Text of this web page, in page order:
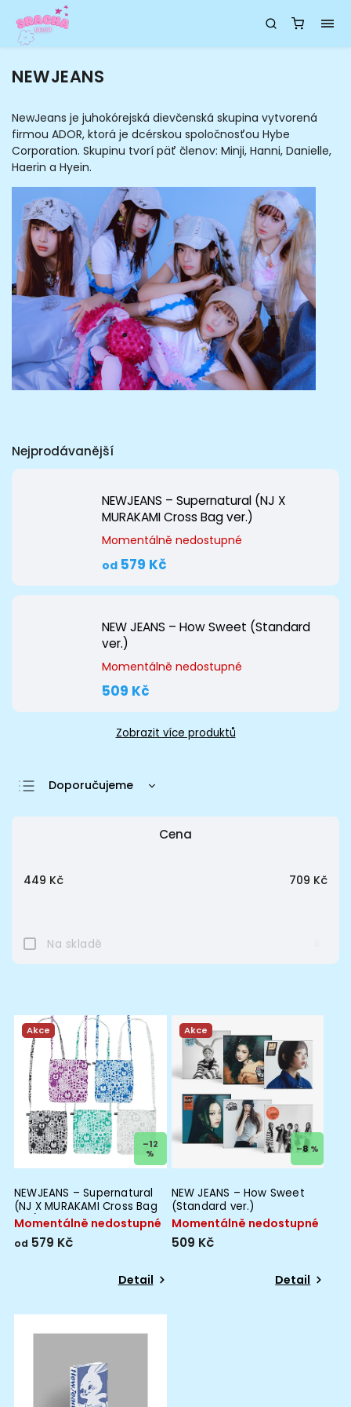
NEWJEANS
NewJeans je juhokórejská dievčenská skupina vytvorená
firmou ADOR, ktorá je dcérskou spoločnosťou Hybe
Corporation. Skupinu tvorí päť členov: Minji, Hanni, Danielle,
Haerin a Hyein.
Nejprodávanější
NEWJEANS – Supernatural (NJ X
MURAKAMI Cross Bag ver.)
Momentálně nedostupné
od 579 Kč
NEW JEANS – How Sweet (Standard
ver.)
Momentálně nedostupné
509 Kč
Zobrazit více produktů
Doporučujeme
Abecedně
Cena
449 Kč 709 Kč
Na skladě
Akce
–12
%
NEWJEANS – Supernatural
(NJ X MURAKAMI Cross Bag
ver.)
Momentálně nedostupné
od 579 Kč
Detail
Akce
–8 %
NEW JEANS – How Sweet
(Standard ver.)
Momentálně nedostupné
509 Kč
Detail